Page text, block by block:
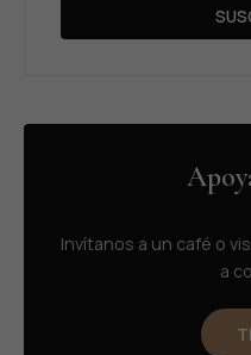
Invítanos a un café o
a